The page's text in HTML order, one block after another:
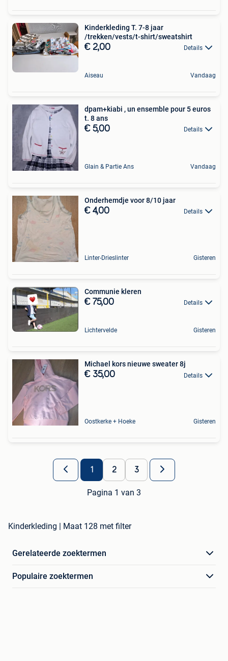
Kinderkleding T. 7-8 jaar
/trekken/vests/t-shirt/sweatshirt
€ 2,00 Details
Aiseau Vandaag
dpam+kiabi , un ensemble pour 5 euros
t. 8 ans
€ 5,00 Details
Glain & Partie Ans Vandaag
Onderhemdje voor 8/10 jaar
€ 4,00 Details
Linter-Drieslinter Gisteren
Communie kleren
€ 75,00 Details
Lichtervelde Gisteren
Michael kors nieuwe sweater 8j
€ 35,00 Details
Oostkerke + Hoeke Gisteren
1 2 3
Pagina 1 van 3
Kinderkleding | Maat 128 met filter
Gerelateerde zoektermen
Populaire zoektermen